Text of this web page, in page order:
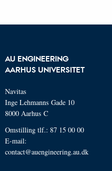
AU ENGINEERING
AARHUS UNIVERSITET
Navitas
Inge Lehmanns Gade 10
8000 Aarhus C
Omstilling tlf.: 87 15 00 00
E-mail:
contact@auengineering.au.dk